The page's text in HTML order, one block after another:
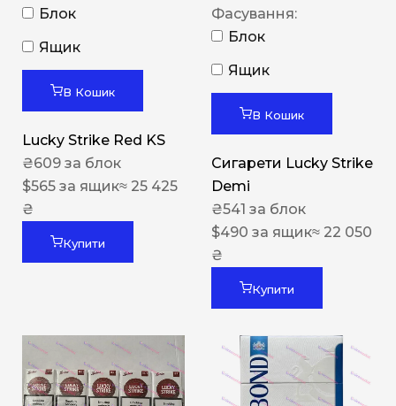
Блок
Ящик
В Кошик
Lucky Strike Red KS
₴609 за блок
$565 за ящик≈ 25 425
₴
Купити
Фасування:
Блок
Ящик
В Кошик
Сигарети Lucky Strike
Demi
₴541 за блок
$490 за ящик≈ 22 050
₴
Купити